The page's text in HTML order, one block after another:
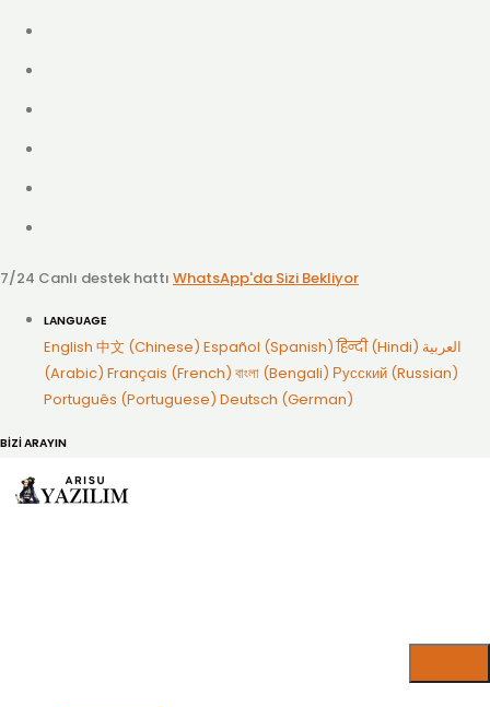
7/24 Canlı destek hattı WhatsApp'da Sizi Bekliyor
LANGUAGE
English 中文 (Chinese) Español (Spanish) हिन्दी (Hindi) العربية
(Arabic) Français (French) বাংলা (Bengali) Русский (Russian)
Português (Portuguese) Deutsch (German)
BİZİ ARAYIN